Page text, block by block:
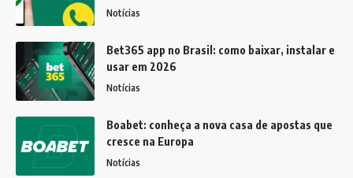
Notícias
Bet365 app no Brasil: como baixar, instalar e
usar em 2026
Notícias
Boabet: conheça a nova casa de apostas que
cresce na Europa
Notícias